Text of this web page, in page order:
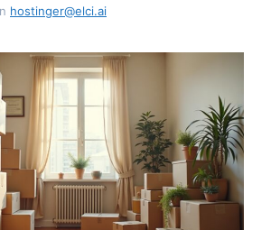
hostinger@elci.ai